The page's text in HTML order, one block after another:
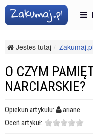
Jesteś tutaj Zakumaj.pl
O CZYM
NARCIARSKIE?
Opiekun artykułu:
ariane
Oceń artykuł: